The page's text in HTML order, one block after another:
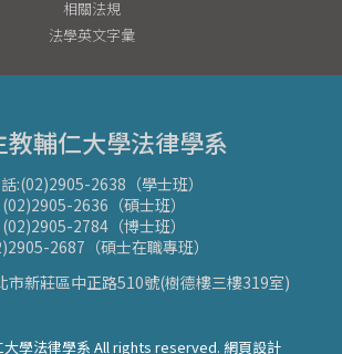
相關法規
法學英文字彙
教輔仁大學法律學系
:(02)2905-2638（學士班）
(02)2905-2636（碩士班）
(02)2905-2784（博士班）
2687（碩士在職專班）
市新莊區中正路510號(樹德樓三樓319室)
學法律學系 All rights reserved. 網頁設計